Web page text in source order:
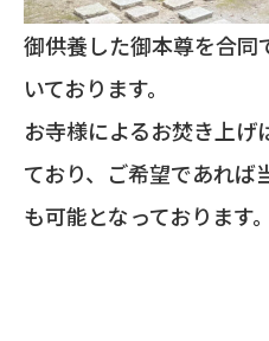
御供養した御本尊を合同
いております。
お寺様によるお焚き上
ており、ご希望であれば
も可能となっております。